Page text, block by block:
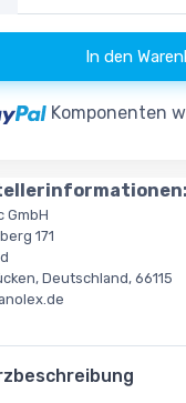
In den
Komponenten
GmbH
171
Deutschland, 66115